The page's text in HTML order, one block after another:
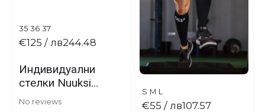
35 36 37
Индивидуални
стелки Nuuksio
от корк
No reviews
€125 / лв244.48
S M L
€55 / лв107.57